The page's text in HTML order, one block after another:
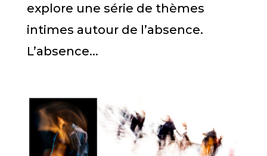
explore une série de thèmes
intimes autour de l’absence.
L’absence...